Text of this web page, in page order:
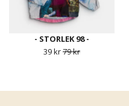
- STORLEK 98 -
39 kr79 kr